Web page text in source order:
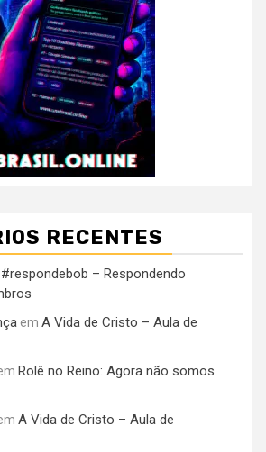
RECENTES
#respondebob – Respondendo
em A Vida de Cristo – Aula de
Rolê no Reino: Agora não somos
A Vida de Cristo – Aula de